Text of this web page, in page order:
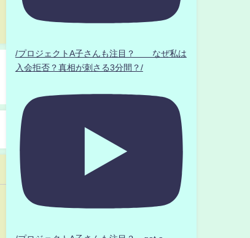
/プロジェクトA子さんも注目？ なぜ私は
入会拒否？真相が刺さる3分間？/